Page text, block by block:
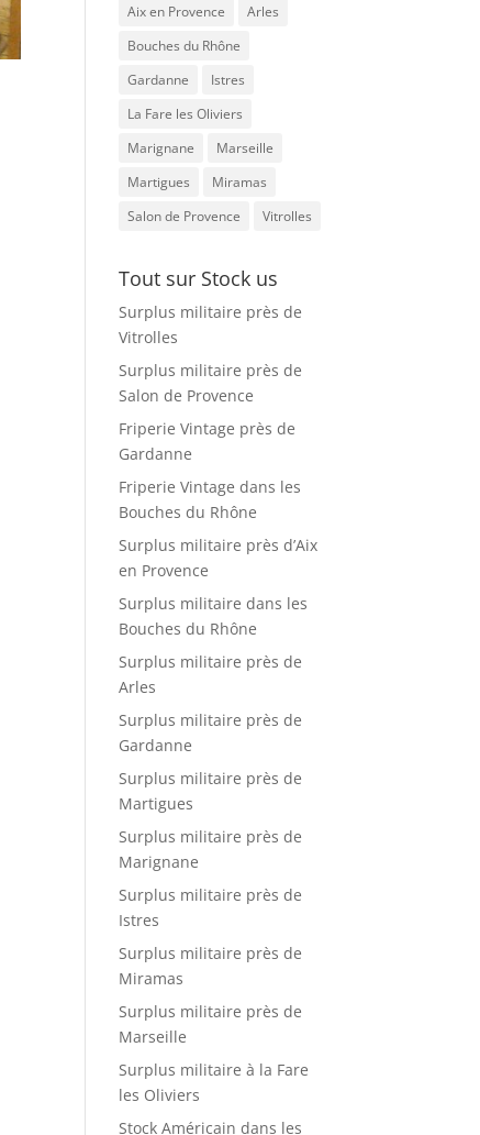
Aix en Provence
Arles
Bouches du Rhône
Gardanne
Istres
La Fare les Oliviers
Marignane
Marseille
Martigues
Miramas
Salon de Provence
Vitrolles
Tout sur Stock us
Surplus militaire près de
Vitrolles
Surplus militaire près de
Salon de Provence
Friperie Vintage près de
Gardanne
Friperie Vintage dans les
Bouches du Rhône
Surplus militaire près d’Aix
en Provence
Surplus militaire dans les
Bouches du Rhône
Surplus militaire près de
Arles
Surplus militaire près de
Gardanne
Surplus militaire près de
Martigues
Surplus militaire près de
Marignane
Surplus militaire près de
Istres
Surplus militaire près de
Miramas
Surplus militaire près de
Marseille
Surplus militaire à la Fare
les Oliviers
Stock Américain dans les